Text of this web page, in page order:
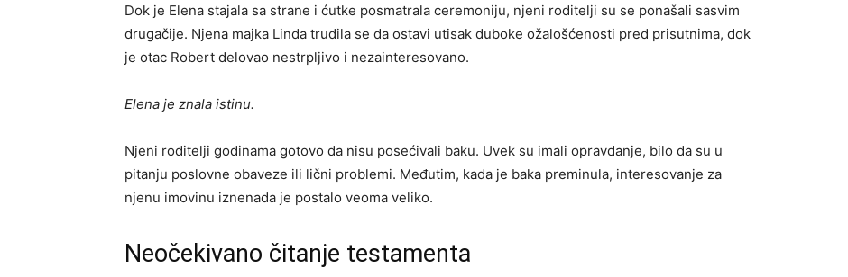
Dok je Elena stajala sa strane i ćutke posmatrala ceremoniju, njeni roditelji su se ponašali sasvim
drugačije. Njena majka Linda trudila se da ostavi utisak duboke ožalošćenosti pred prisutnima, dok
je otac Robert delovao nestrpljivo i nezainteresovano.
Elena je znala istinu.
Njeni roditelji godinama gotovo da nisu posećivali baku. Uvek su imali opravdanje, bilo da su u
pitanju poslovne obaveze ili lični problemi. Međutim, kada je baka preminula, interesovanje za
njenu imovinu iznenada je postalo veoma veliko.
Neočekivano čitanje testamenta